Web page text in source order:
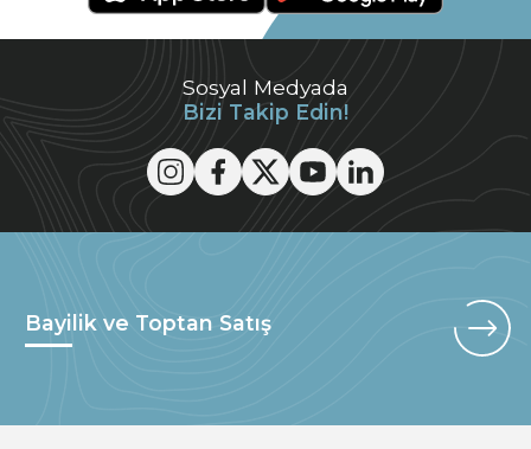
Sosyal Medyada
Bizi Takip Edin!
Bayilik ve Toptan Satış